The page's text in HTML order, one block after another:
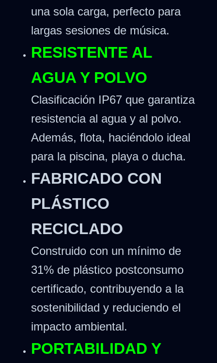
una sola carga, perfecto para
largas sesiones de música.
RESISTENTE AL
AGUA Y POLVO
Clasificación IP67 que garantiza
resistencia al agua y al polvo.
Además, flota, haciéndolo ideal
para la piscina, playa o ducha.
FABRICADO CON
PLÁSTICO
RECICLADO
Construido con un mínimo de
31% de plástico postconsumo
certificado, contribuyendo a la
sostenibilidad y reduciendo el
impacto ambiental.
PORTABILIDAD Y